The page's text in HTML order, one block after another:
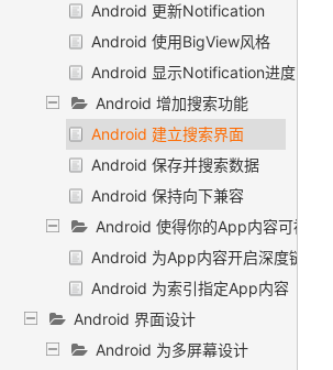
Android 更新Notification
Android 使用BigView风格
Android 显示Notification进度
Android 增加搜索功能
Android 建立搜索界面
Android 保存并搜索数据
Android 保持向下兼容
Android 使得你的App内容可被
Android 为App内容开启深度链接
Android 为索引指定App内容
Android 界面设计
Android 为多屏幕设计